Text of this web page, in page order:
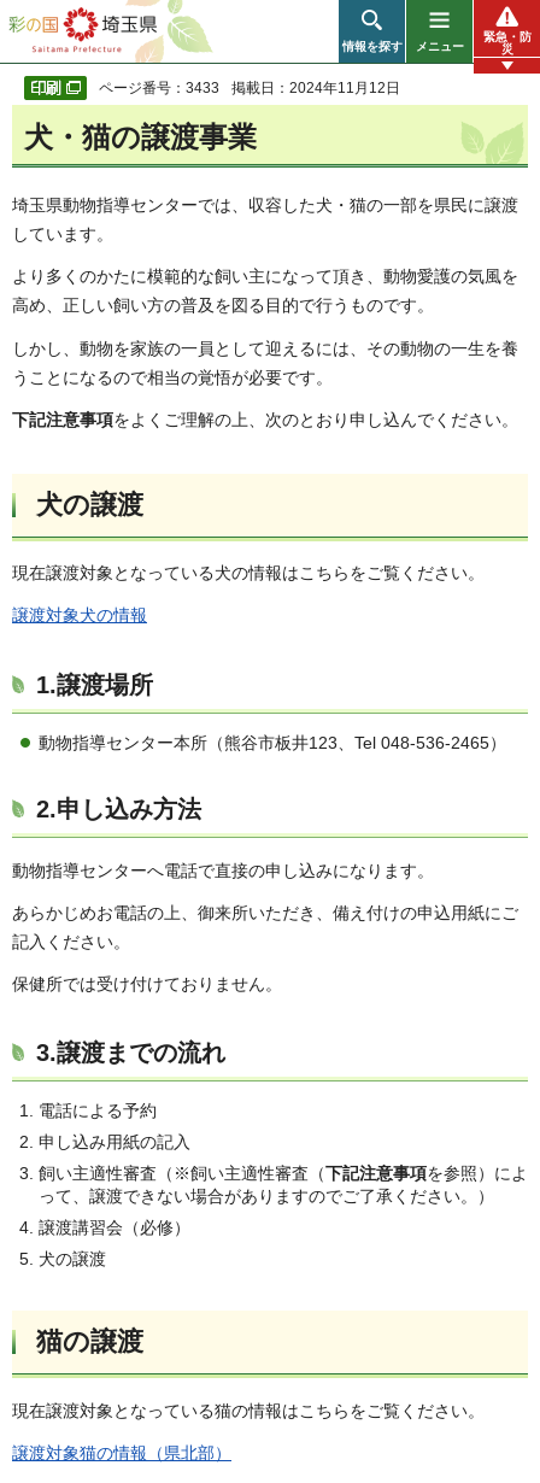
彩の国 埼玉県
情報を探す メニュー
緊急・防
災
ページ番号：3433 掲載日：2024年11月12日
犬・猫の譲渡事業
埼玉県動物指導センターでは、収容した犬・猫の一部を県民に譲渡
しています。
より多くのかたに模範的な飼い主になって頂き、動物愛護の気風を
高め、正しい飼い方の普及を図る目的で行うものです。
しかし、動物を家族の一員として迎えるには、その動物の一生を養
うことになるので相当の覚悟が必要です。
下記注意事項をよくご理解の上、次のとおり申し込んでください。
犬の譲渡
現在譲渡対象となっている犬の情報はこちらをご覧ください。
譲渡対象犬の情報
1.譲渡場所
動物指導センター本所（熊谷市板井123、Tel 048-536-2465）
2.申し込み方法
動物指導センターへ電話で直接の申し込みになります。
あらかじめお電話の上、御来所いただき、備え付けの申込用紙にご
記入ください。
保健所では受け付けておりません。
3.譲渡までの流れ
電話による予約
申し込み用紙の記入
飼い主適性審査（※飼い主適性審査（下記注意事項を参照）によ
って、譲渡できない場合がありますのでご了承ください。）
譲渡講習会（必修）
犬の譲渡
猫の譲渡
現在譲渡対象となっている猫の情報はこちらをご覧ください。
譲渡対象猫の情報（県北部）